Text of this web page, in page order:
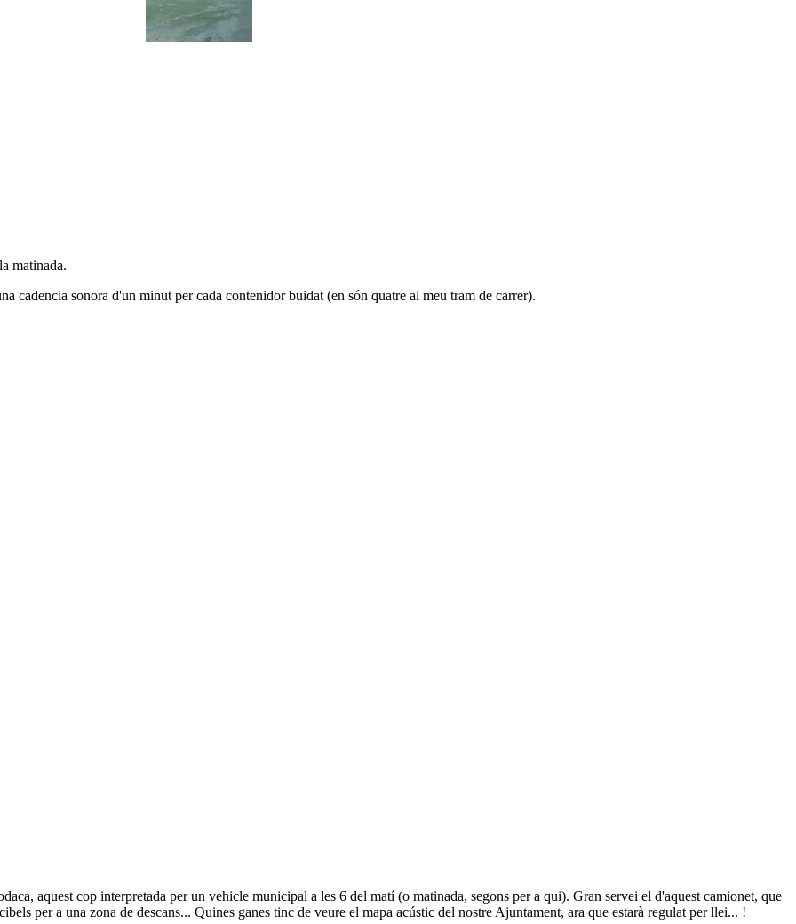
matinada.
cadencia sonora d'un minut per cada contenidor buidat (en són quatre al meu tram de carrer).
aquest cop interpretada per un vehicle municipal a les 6 del matí (o matinada, segons per a qui). Gran servei el d'aquest camionet, que
per a una zona de descans... Quines ganes tinc de veure el mapa acústic del nostre Ajuntament, ara que estarà regulat per llei... !